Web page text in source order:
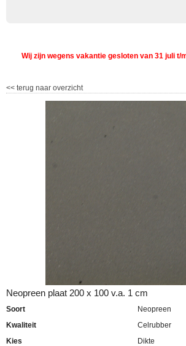
Wij zijn wegens vakantie gesloten van 31 juli t/
<< terug naar overzicht
Neopreen plaat 200 x 100 v.a. 1 cm
Soort
Neopreen
Kwaliteit
Celrubber
Kies
Dikte